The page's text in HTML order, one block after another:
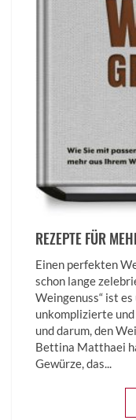
REZEPTE FÜR
Einen perfekten
schon lange
Weingenuss“ ist
unkomplizierte
und darum, den
Bettina­ Matthaei
Gewürze, das...